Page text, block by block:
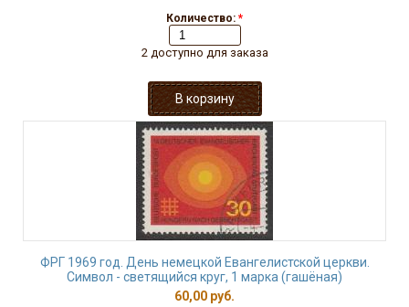
Количество: *
2 доступно для заказа
ФРГ 1969 год. День немецкой Евангелистской церкви.
Символ - светящийся круг, 1 марка (гашёная)
60,00 руб.